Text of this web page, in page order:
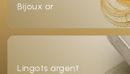
Bijoux or
Lingots argent